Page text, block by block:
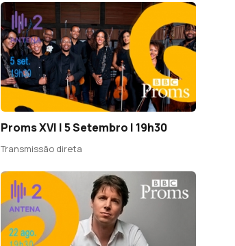
Proms XVI | 5 Setembro | 19h30
Transmissão direta